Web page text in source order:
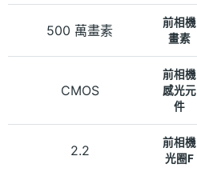
500 萬畫素
前相機
畫素
CMOS
前相機
感光元
件
2.2
前相機
光圈F